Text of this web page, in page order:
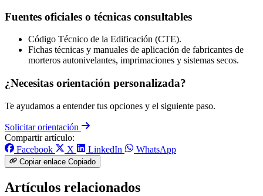
Fuentes oficiales o técnicas consultables
Código Técnico de la Edificación (CTE).
Fichas técnicas y manuales de aplicación de fabricantes de
morteros autonivelantes, imprimaciones y sistemas secos.
¿Necesitas orientación personalizada?
Te ayudamos a entender tus opciones y el siguiente paso.
Solicitar orientación
Compartir artículo:
Facebook
X LinkedIn WhatsApp
Copiar enlace Copiado
Artículos relacionados